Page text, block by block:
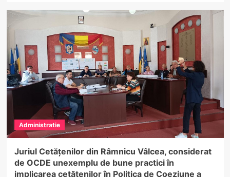
Administratie
Juriul Cetățenilor din Râmnicu Vâlcea, considerat
de OCDE unexemplu de bune practici în
implicarea cetățenilor în Politica de Coeziune a